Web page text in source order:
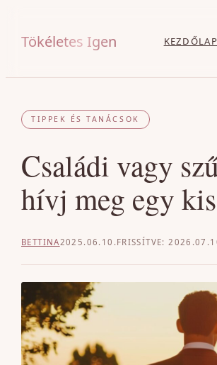
Tökéletes Igen KEZDŐLAP
TIPPEK ÉS TANÁCSOK
Családi vagy
hívj meg egy
BETTINA 2025.06.10.